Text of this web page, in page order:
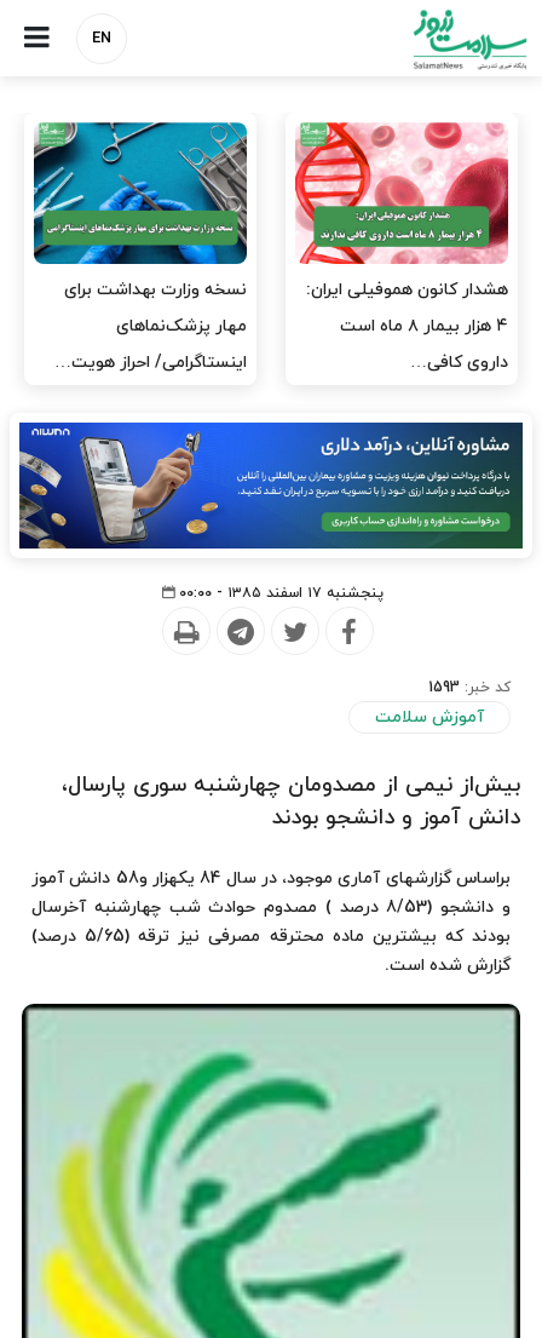
EN
مدیران پرستاری باید حامی
پرستاران باشند، نه عامل فشار
مدیریت سلامت، میدان
آزمون و خطا نیست
پنجشنبه ۱۷ اسفند ۱۳۸۵ - ۰۰:۰۰
کد خبر: 1593
آموزش سلامت
بیش‌از نیمی از مصدومان چهارشنبه سوری پارسال،
دانش آموز و دانشجو بودند
براساس گزارشهای آماری موجود، در سال 84 یكهزار و58 دانش آموز
و دانشجو (8/53 درصد ) مصدوم حوادث شب چهارشنبه آخرسال
بودند كه بیشترین ماده محترقه مصرفی نیز ترقه (5/65 درصد)
گزارش شده است.